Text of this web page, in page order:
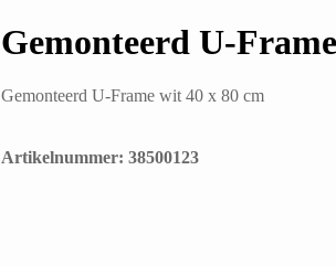
Gemonteerd U-
Gemonteerd U-Frame wit 40 x 80 cm
Artikelnummer: 38500123